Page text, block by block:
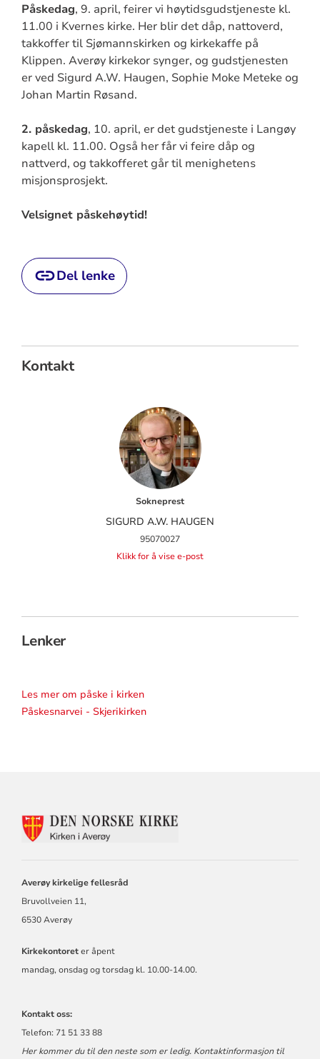
Påskedag, 9. april, feirer vi høytidsgudstjeneste kl.
11.00 i Kvernes kirke. Her blir det dåp, nattoverd,
takkoffer til Sjømannskirken og kirkekaffe på
Klippen. Averøy kirkekor synger, og gudstjenesten
er ved Sigurd A.W. Haugen, Sophie Moke Meteke og
Johan Martin Røsand.
2. påskedag, 10. april, er det gudstjeneste i Langøy
kapell kl. 11.00. Også her får vi feire dåp og
nattverd, og takkofferet går til menighetens
misjonsprosjekt.
Velsignet påskehøytid!
Del lenke
Kontakt
Sokneprest
SIGURD A.W. HAUGEN
95070027
Klikk for å vise e-post
Lenker
Les mer om påske i kirken
Påskesnarvei - Skjerikirken
KONTAKTINFORMASJON
Averøy kirkelige fellesråd
Bruvollveien 11,
6530 Averøy
Kirkekontoreter åpent
mandag, onsdag og torsdag kl. 10.00-14.00.
Kontakt oss:
Telefon: 71 51 33 88
Her kommer du til den neste som er ledig. Kontaktinformasjon til